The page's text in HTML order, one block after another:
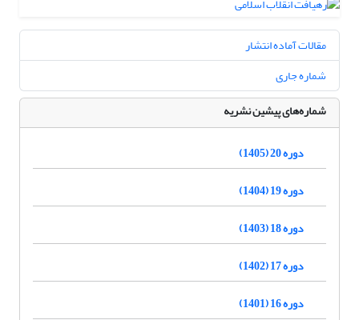
مقالات آماده انتشار
شماره جاری
شماره‌های پیشین نشریه
دوره 20 (1405)
دوره 19 (1404)
دوره 18 (1403)
دوره 17 (1402)
دوره 16 (1401)